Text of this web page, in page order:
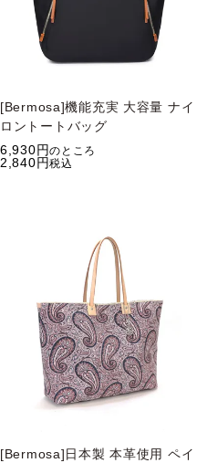
[Bermosa]機能充実 大容量 ナイ
ロントートバッグ
6,930
のところ
2,840 税込
[Bermosa]日本製 本革使用 ペイ